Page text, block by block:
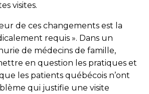
visites.
de ces changements est la
requis ». Dans un
de médecins de famille,
en question les pratiques et
les patients québécois n’ont
qui justifie une visite